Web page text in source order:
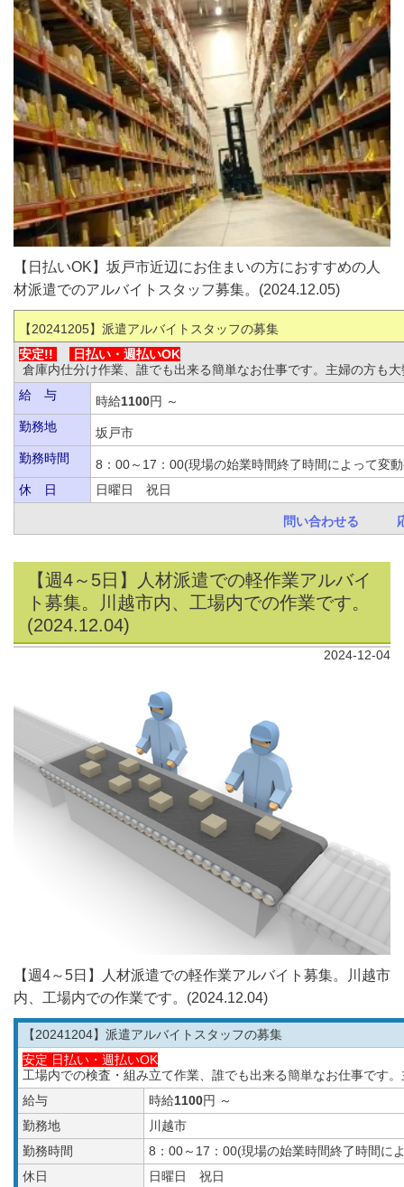
【日払いOK】坂戸市近辺にお住まいの方におすすめの人
材派遣でのアルバイトスタッフ募集。(2024.12.05)
【20241205】派遣アルバイトスタッフの募集
安定!!
日払い・ 週払いOK
倉庫内仕分け作業、誰でも出来る簡単なお仕事です。主婦の方も
給 与
時給1100円 ～
勤務地
坂戸市
勤務時間
8：00～17：00(現場の始業時間終了時間によって
休 日
日曜日 祝日
問い合わせる
【週4～5日】人材派遣での軽作業アルバイ
ト募集。川越市内、工場内での作業です。
(2024.12.04)
2024-12-04
【週4～5日】人材派遣での軽作業アルバイト募集。川越市
内、工場内での作業です。(2024.12.04)
【20241204】派遣アルバイトスタッフの募集
安定 日払い・週払いOK
工場内での検査・組み立て作業、誰でも出来る簡単なお仕事です
給与
時給1100円 ～
勤務地
川越市
勤務時間
8：00～17：00(現場の始業時間終了時間に
休日
日曜日 祝日